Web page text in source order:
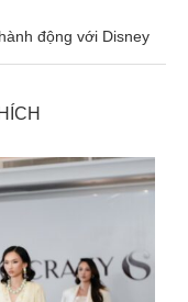
động với Disney